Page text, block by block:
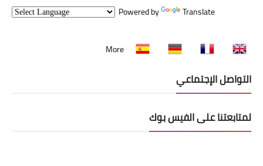
Powered by Translate
More
التواصل الإجتماعي
لمتابعتنا على الفيس بوك